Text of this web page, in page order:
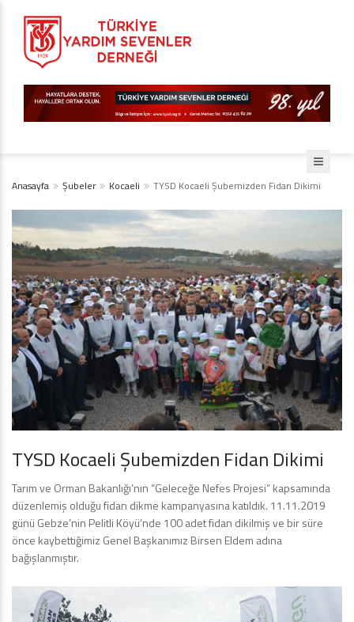
Anasayfa Şubeler Kocaeli TYSD Kocaeli Şubemizden Fidan Dikimi
TYSD Kocaeli Şubemizden Fidan Dikimi
Tarım ve Orman Bakanlığı’nın “Geleceğe Nefes Projesi” kapsamında
düzenlemiş olduğu fidan dikme kampanyasına katıldık. 11.11.2019
günü Gebze’nin Pelitli Köyü’nde 100 adet fidan dikilmiş ve bir süre
önce kaybettiğimiz Genel Başkanımız Birsen Eldem adına
bağışlanmıştır.